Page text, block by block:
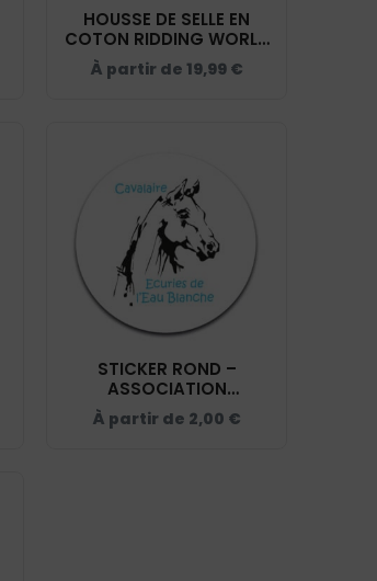
HOUSSE DE SELLE EN
COTON RIDDING WORLD
- ASSOCIATION
CAVALAIRE EQUITATION
À partir de 19,99 €
STICKER ROND –
ASSOCIATION
CAVALAIRE EQUITATION
– STI001
À partir de 2,00 €